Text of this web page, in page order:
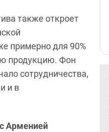
также откроет
примерно для 90%
продукцию. Фон
сотрудничества,
и в
Арменией